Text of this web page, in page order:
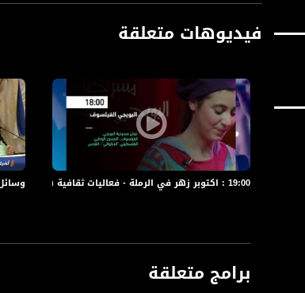
חבר הכנסת בן ברק: מה המסר של כחול לבן למצביעים הערבים?
ما هو موقف حزب كاحول لافان من القضايا التي تهم العرب: قانون
حزب الليكود يقول أنه الوحيد القادر على حل مشاكل العنف
בליכוד אומרים, במודעות המופנות למצביעים הערבים, שהם
في هذا السياق قائمتكم هي قائمة الجنرالات ورجال الأمن، هل
בהקשר זה הרשימה שלכם מצטיינת בריבוי רמטכ"לים ואנשי צבא,
سيناريوهات بعد الانتخابات: حكومة وحدة وطنية، أو حكومة أقلية
בתרחישים שלאחר הבחירות: יש סיכוי לממשלת אחדות? האם יש
فيديوهات متعلقة
19:00 : اكتوبر زهر في الرملة - فعاليات ثقافية هذا المساء - 10.10.2019-قناة مساواة
برامج متعلقة